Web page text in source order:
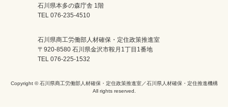
石川県本多の森庁舎 1階
TEL 076-235-4510
石川県商工労働部人材確保・定住政策推進室
〒920-8580 石川県金沢市鞍月1丁目1番地
TEL 076-225-1532
Copyright © 石川県商工労働部人材確保・定住政策推進室／石川県人材確保・定住推進機構
All rights reserved.